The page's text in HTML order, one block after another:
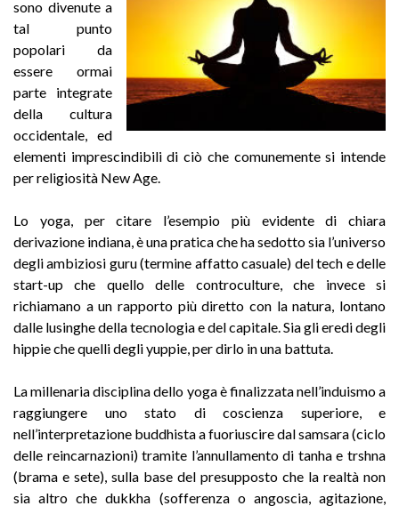
sono divenute a
tal punto
popolari da
essere ormai
parte integrate
della cultura
occidentale, ed
elementi imprescindibili di ciò che comunemente si intende
per religiosità New Age.
Lo yoga, per citare l’esempio più evidente di chiara
derivazione indiana, è una pratica che ha sedotto sia l’universo
degli ambiziosi guru (termine affatto casuale) del tech e delle
start-up che quello delle controculture, che invece si
richiamano a un rapporto più diretto con la natura, lontano
dalle lusinghe della tecnologia e del capitale. Sia gli eredi degli
hippie che quelli degli yuppie, per dirlo in una battuta.
La millenaria disciplina dello yoga è finalizzata nell’induismo a
raggiungere uno stato di coscienza superiore, e
nell’interpretazione buddhista a fuoriuscire dal samsara (ciclo
delle reincarnazioni) tramite l’annullamento di tanha e trshna
(brama e sete), sulla base del presupposto che la realtà non
sia altro che dukkha (sofferenza o angoscia, agitazione,